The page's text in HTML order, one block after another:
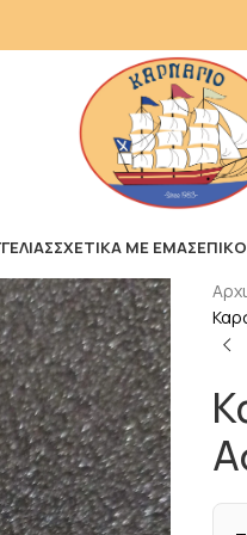
ΣΧΕΤΙΚΑ ΜΕ ΕΜΑΣ